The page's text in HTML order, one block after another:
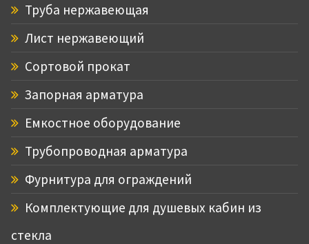
Труба нержавеющая
Лист нержавеющий
Сортовой прокат
Запорная арматура
Емкостное оборудование
Трубопроводная арматура
Фурнитура для ограждений
Комплектующие для душевых кабин из
стекла